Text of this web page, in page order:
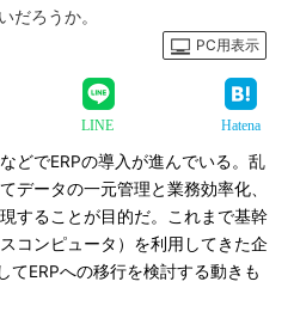
だろうか。
PC用表示
LINE Hatena
どでERPの導入が進んでいる。乱
データの一元管理と業務効率化、
することが目的だ。これまで基幹
コンピュータ）を利用してきた企
てERPへの移行を検討する動きも